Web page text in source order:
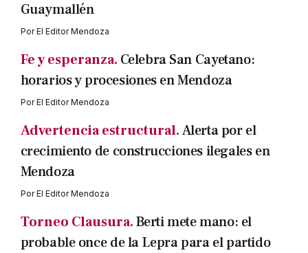
Guaymallén
PorEl Editor Mendoza
Fe y esperanza. Celebra San Cayetano:
horarios y procesiones en Mendoza
PorEl Editor Mendoza
Advertencia estructural.Alerta por el
crecimiento de construcciones ilegales en
Mendoza
PorEl Editor Mendoza
Torneo Clausura.Berti mete mano: el
probable once de la Lepra para el partido